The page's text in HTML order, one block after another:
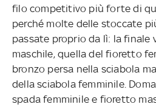
filo competitivo più forte di
perché molte delle stoccate
passate proprio da lì: la finale
maschile, quella del fioretto
bronzo persa nella sciabola
della sciabola femminile.
spada femminile e fioretto